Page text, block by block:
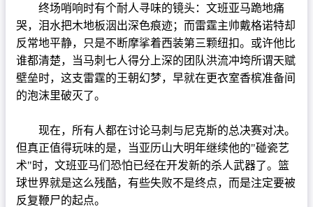
终场哨响时有个耐人寻味的镜头：文班亚马跪地痛
哭，泪水把木地板洇出深色痕迹；而雷霆主帅戴格诺特却
反常地平静，只是不断摩挲着西装第三颗纽扣。或许他比
谁都清楚，当马刺七人得分上深的团队洪流冲垮所谓天赋
壁垒时，这支雷霆的王朝幻梦，早就在更衣室香槟准备间
的泡沫里破灭了。
现在，所有人都在讨论马刺与尼克斯的总决赛对决。
但真正值得玩味的是，当亚历山大明年继续他的"碰瓷艺
术"时，文班亚马们恐怕已经在开发新的杀人武器了。篮
球世界就是这么残酷，有些失败不是终点，而是注定要被
反复鞭尸的起点。